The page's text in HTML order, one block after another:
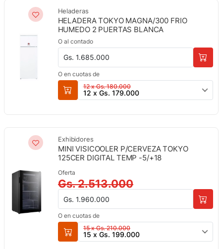
Heladeras
HELADERA TOKYO MAGNA/300 FRIO
HUMEDO 2 PUERTAS BLANCA
O al contado
Gs. 1.685.000
O en cuotas de
12 x Gs. 180.000
12 x Gs. 179.000
Exhibidores
MINI VISICOOLER P/CERVEZA TOKYO
125CER DIGITAL TEMP -5/+18
Oferta
Gs. 2.513.000
Gs. 1.960.000
O en cuotas de
15 x Gs. 210.000
15 x Gs. 199.000